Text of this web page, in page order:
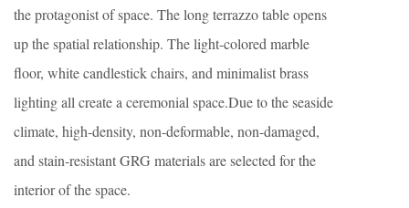
the protagonist of space. The long terrazzo table opens
up the spatial relationship. The light-colored marble
floor, white candlestick chairs, and minimalist brass
lighting all create a ceremonial space.Due to the seaside
climate, high-density, non-deformable, non-damaged,
and stain-resistant GRG materials are selected for the
interior of the space.